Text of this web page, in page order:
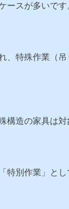
ースが多いです
、特殊作業（
造の家具は対
特別作業」と